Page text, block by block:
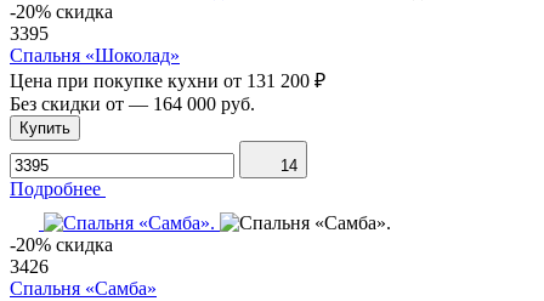
-20% скидка
3395
Спальня «Шоколад»
Цена при покупке кухни от 131 200 ₽
Без скидки от — 164 000 руб.
Купить
14
Подробнее
-20% скидка
3426
Спальня «Самба»